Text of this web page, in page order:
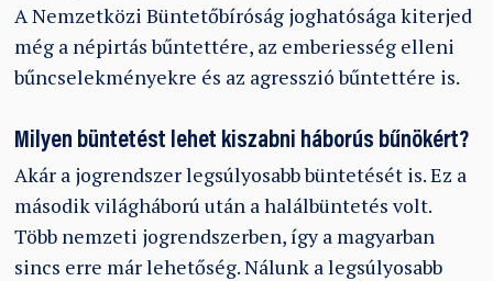
A Nemzetközi Büntetőbíróság joghatósága kiterjed
még a népirtás bűntettére, az emberiesség elleni
bűncselekményekre és az agresszió bűntettére is.
Milyen büntetést lehet kiszabni háborús bűnökért?
Akár a jogrendszer legsúlyosabb büntetését is. Ez a
második világháború után a halálbüntetés volt.
Több nemzeti jogrendszerben, így a magyarban
sincs erre már lehetőség. Nálunk a legsúlyosabb